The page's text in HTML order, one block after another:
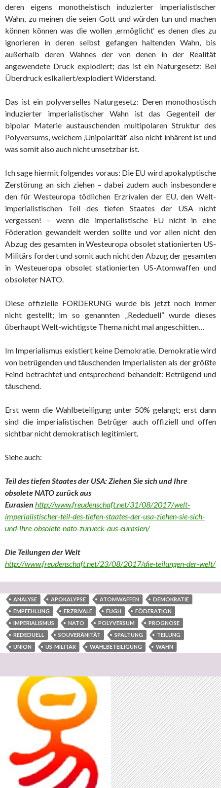
deren eigens monotheistisch induzierter imperialistischer
Wahn, zu meinen die seien Gott und würden tun und machen
können können was die wollen ‚ermöglicht‘ es denen dies zu
ignorieren in deren selbst gefangen haltenden Wahn, bis
außerhalb deren Wahnes der von denen in der Realität
angewendete Druck explodiert; das ist ein Naturgesetz: Bei
Überdruck eslkaliert/explodiert Widerstand.
Das ist ein polyverselles Naturgesetz: Deren monothostisch
induzierter imperialistischer Wahn ist das Gegenteil der
bipolar Materie austauschenden multipolaren Struktur des
Polyversums, welchem ‚Unipolarität‘ also nicht inhärent ist und
was somit also auch nicht umsetzbar ist.
Ich sage hiermit folgendes voraus: Die EU wird apokalyptische
Zerstörung an sich ziehen – dabei zudem auch insbesondere
den für Westeuropa tödlichen Erzrivalen der EU, den Welt-
imperialistischen Teil des tiefen Staates der USA nicht
vergessen! – wenn die imperialistische EU nicht in eine
Föderation gewandelt werden sollte und vor allen nicht den
Abzug des gesamten in Westeuropa obsolet stationierten US-
Militärs fordert und somit auch nicht den Abzug der gesamten
in Westeueropa obsolet stationierten US-Atomwaffen und
obsoleter NATO.
Diese offizielle FORDERUNG wurde bis jetzt noch immer
nicht gestellt; im so genannten „Rededuell“ wurde dieses
überhaupt Welt-wichtigste Thema nicht mal angeschitten…
Im Imperialismus existiert keine Demokratie. Demokratie wird
von betrügenden und täuschenden Imperialisten als der größte
Feind betrachtet und entsprechend behandelt: Betrügend und
täuschend.
Erst wenn die Wahlbeteiligung unter 50% gelangt; erst dann
sind die imperialistischen Betrüger auch offiziell und offen
sichtbar nicht demokratisch legitimiert.
Siehe auch:
Teil des tiefen Staates der USA: Ziehen Sie sich und Ihre
obsolete NATO zurück aus
Eurasien http://www.freudenschaft.net/31/08/2017/welt-
imperialistischer-teil-des-tiefen-staates-der-usa-ziehen-sie-sich-
und-ihre-obsolete-nato-zurueck-aus-eurasien/
Die Teilungen der Welt
http://www.freudenschaft.net/23/08/2017/die-teilungen-der-welt/
ANALYSE APOKALYPSE ATOMWAFFEN
DEMOKRATIE
EMPFEHLUNG
ERZRIVALE EUGH
FÖDERATION
IMPERIALISMUS
NATO POLYVERSUM
PROGNOSE
REDEDUELL
SOUVERÄNITÄT SPALTUNG
TEILUNG
UNION
US-MILITÄR WAHLBETEILIGUNG WAHN